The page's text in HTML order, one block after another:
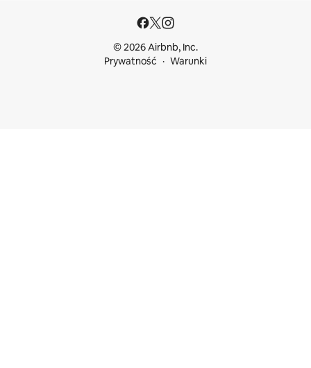
© 2026 Airbnb, Inc.
Prywatność
Warunki